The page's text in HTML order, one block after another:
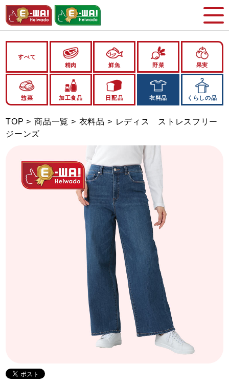
すべて
精肉
鮮魚 野菜 果実
惣菜 加工食品 日配品 衣料品 くらしの品
TOP 商品一覧 衣料品
レディス ストレスフリー
ジーンズ